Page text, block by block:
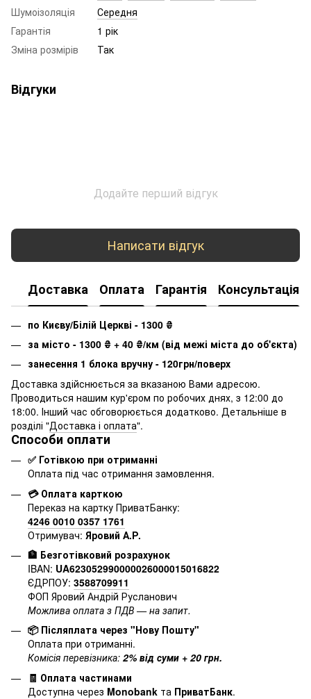
Шумоізоляція
Середня
Гарантія
1 рік
Зміна розмірів
Так
Відгуки
Додайте перший відгук
Написати відгук
Доставка Оплата Гарантія Консультація
по Києву/Білій Церкві - 1300 ₴
за місто - 1300 ₴ + 40 ₴/км (від межі міста до об'єкта)
занесення 1 блока вручну - 120грн/поверх
Доставка здійснюється за вказаною Вами адресою.
Проводиться нашим кур'єром по робочих днях, з 12:00 до
18:00. Інший час обговорюється додатково. Детальніше в
розділі "Доставка і оплата".
Способи оплати
✅ Готівкою при отриманні
Оплата під час отримання замовлення.
💳 Оплата карткою
Переказ на картку ПриватБанку:
4246 0010 0357 1761
Отримувач: Яровий А.Р.
🏦 Безготівковий розрахунок
IBAN: UA623052990000026000015016822
ЄДРПОУ: 3588709911
ФОП Яровий Андрій Русланович
Можлива оплата з ПДВ — на запит.
📦 Післяплата через "Нову Пошту"
Оплата при отриманні.
Комісія перевізника: 2% від суми + 20 грн.
🧾 Оплата частинами
Доступна через Monobank та ПриватБанк.